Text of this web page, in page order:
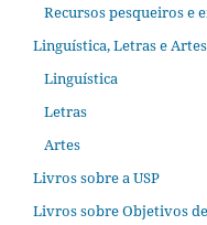
Recursos pesqueiros e
Linguística, Letras e Artes
Linguística
Letras
Artes
Livros sobre a USP
Livros sobre Objetivos